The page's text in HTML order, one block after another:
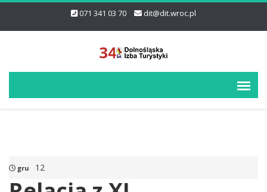
071 341 03 70 dit@dit.wroc.pl
gru 12